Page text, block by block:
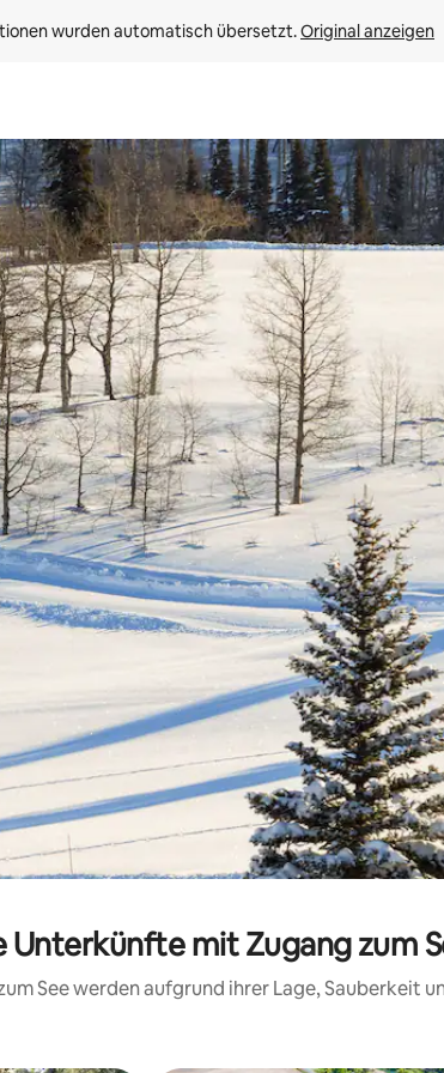
wurden automatisch übersetzt. Original anzeigen
oben und unten oder erkunde die Ergebnisse durch
mit Zugang zum
See werden aufgrund ihrer Lage, Sauberkeit